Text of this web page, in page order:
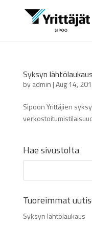
Syksyn lähtölaukaus
byadmin |Aug 14,
Sipoon Yrittäjien
Hae sivustolta
Tuoreimmat
Syksyn lähtölaukaus